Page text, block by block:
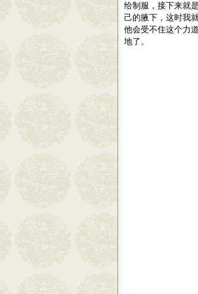
给制服，接下来就
己的腋下，这时我
他会受不住这个力
地了。